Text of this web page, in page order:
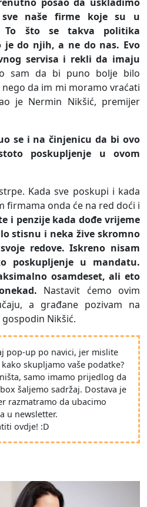
naše firme koje su u
To što se takva politika
do njih, a ne do nas. Evo
servisa i rekli da imaju
sam da bi puno bolje bilo
da im mi moramo vraćati
je Nermin Nikšić, premijer
se i na činjenicu da bi ovo
poskupljenje u ovom
Kada sve poskupi i kada
firmama onda će na red doći i
i penzije kada dođe vrijeme
stisnu i neka žive skromno
redove. Iskreno nisam
poskupljenje u mandatu.
osamdeset, ali eto
Nastavit ćemo ovim
a građane pozivam na
Nikšić.
pop-up po navici, jer mislite
skupljamo vaše podatke?
samo imamo prijedlog da
šaljemo sadržaj. Dostava je
razmatramo da ubacimo
u newsletter.
ovdje! :D